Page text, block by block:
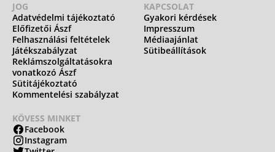
JOG
Adatvédelmi tájékoztató
Előfizetői Ászf
Felhasználási feltételek
Játékszabályzat
Reklámszolgáltatásokra
vonatkozó Ászf
Sütitájékoztató
Kommentelési szabályzat
KAPCSOLAT
Gyakori kérdések
Impresszum
Médiaajánlat
Sütibeállítások
KÖVESS MINKET
Facebook
Instagram